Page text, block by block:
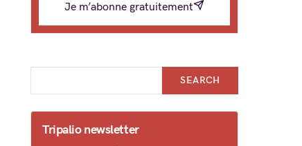
Je m’abonne gratuitement
SEARCH
Tripalio newsletter